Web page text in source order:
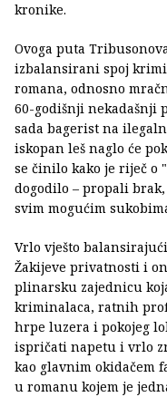
kronike.
Ovoga puta
izbalansirani spoj
romana, odnosno
60-godišnji nekadašnji
sada bagerist na
iskopan leš naglo će
se činilo kako je riječ o
dogodilo – propali
svim mogućim
Vrlo vješto
Žakijeve privatnosti i
plinarsku zajednicu
kriminalaca, ratnih
hrpe luzera i pokojeg
ispričati napetu i vrlo
kao glavnim okidačem
u romanu kojem je